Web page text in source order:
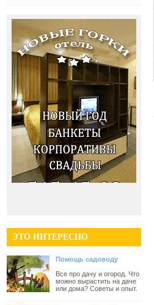
ЭТО ИНТЕРЕСНО
Помощь садоводу
Все про дачу и огород. Что
можно вырастить на даче
или дома? Советы и опыт.